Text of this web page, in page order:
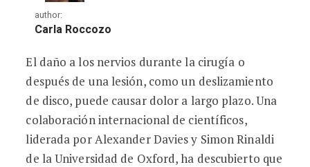
author:
Carla Roccozo
Células asesinas naturales utilizadas
El daño a los nervios durante la cirugía o
después de una lesión, como un deslizamiento
de disco, puede causar dolor a largo plazo. Una
colaboración internacional de científicos,
liderada por Alexander Davies y Simon Rinaldi
de la Universidad de Oxford, ha descubierto que